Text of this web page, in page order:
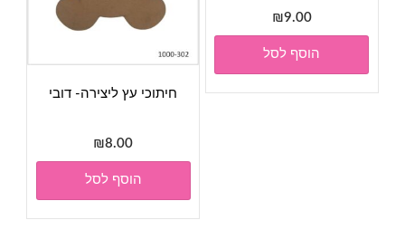
₪9.00
הוסף לסל
חיתוכי עץ ליצירה- דובי
₪8.00
הוסף לסל